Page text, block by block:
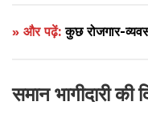
» और पढ़ें:कुछ रोजगार-
समान भागीदारी की